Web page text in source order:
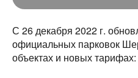
С 26 декабря 2022 г.
официальных парковок
объектах и новых тарифах: